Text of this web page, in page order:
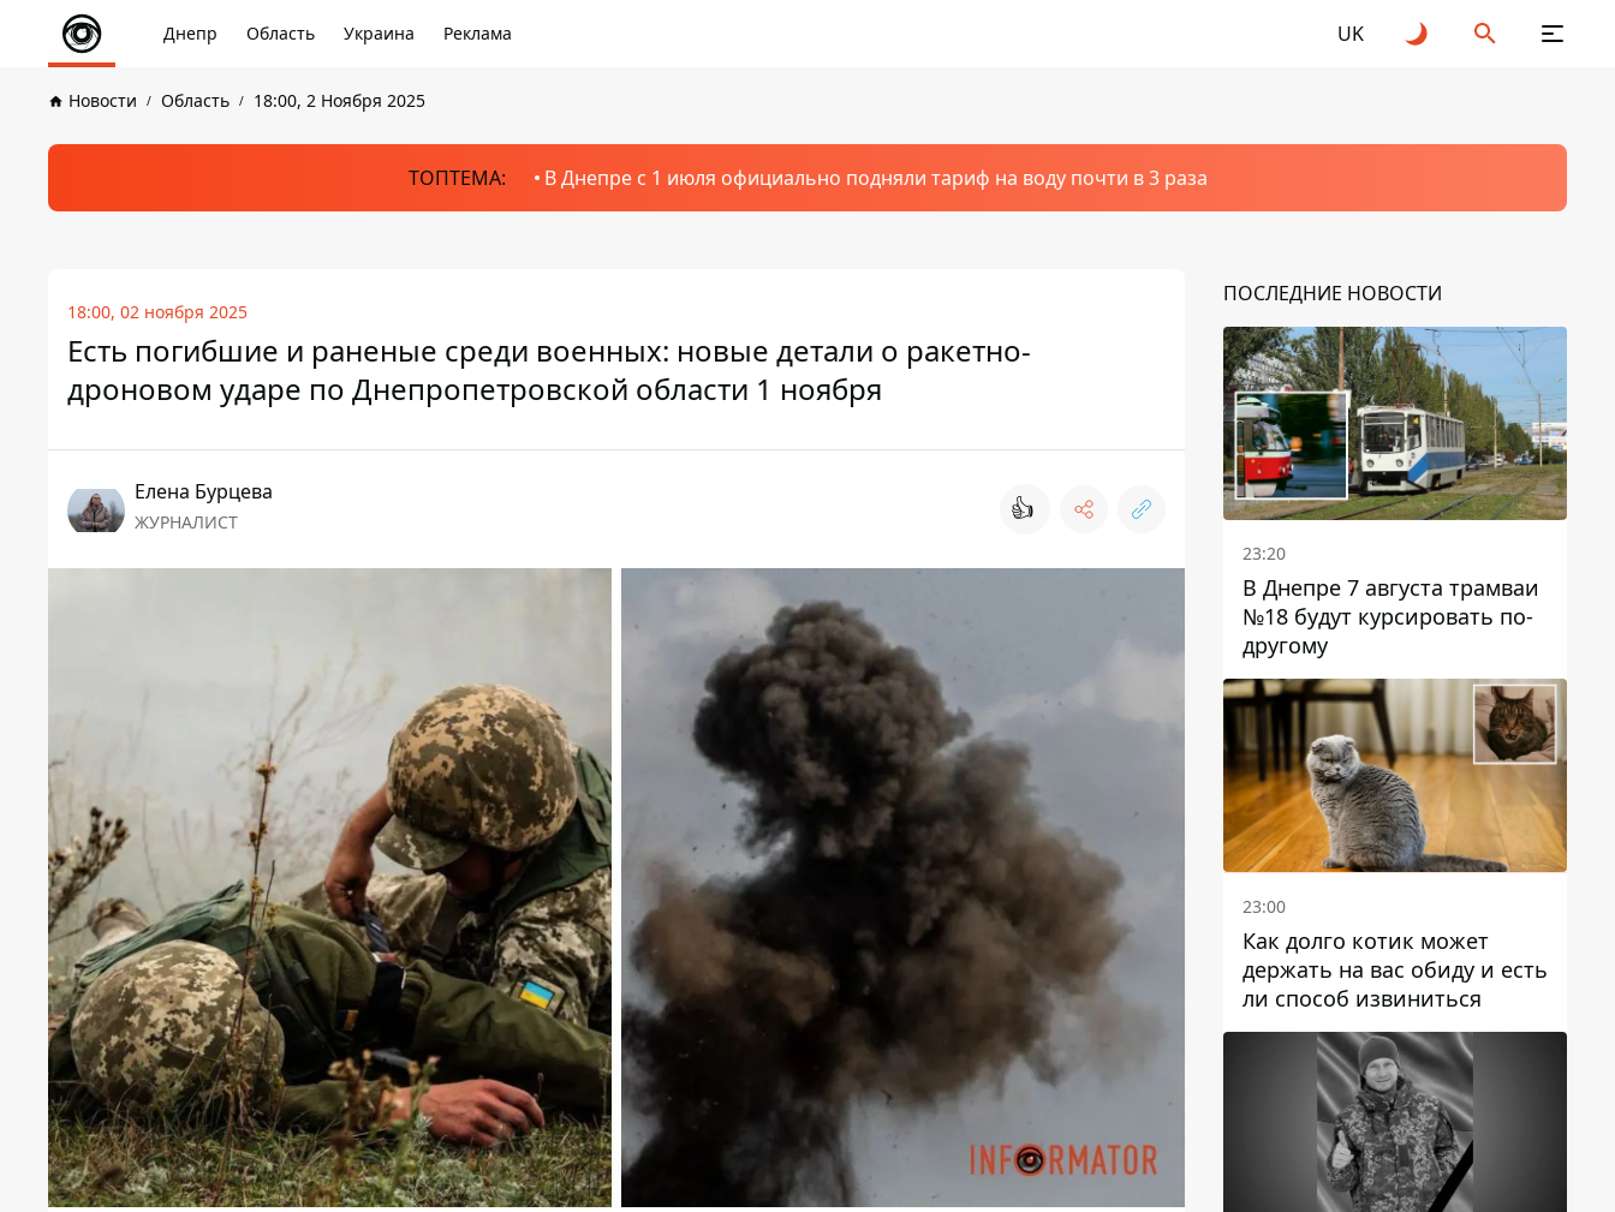
Днепр Область Украина Реклама UK
Новости Область 18:00, 2 Ноября 2025
ТОПТЕМА: В Днепре с 1 июля официально подняли тариф на воду почти в 3 раза
18:00, 02 ноября 2025
Есть погибшие и раненые среди военных: новые детали о ракетно-
дроновом ударе по Днепропетровской области 1 ноября
Елена Бурцева
ЖУРНАЛИСТ 👍
ПОСЛЕДНИЕ НОВОСТИ
23:20
В Днепре 7 августа трамваи
№18 будут курсировать по-
другому
23:00
Как долго котик может
держать на вас обиду и есть
ли способ извиниться